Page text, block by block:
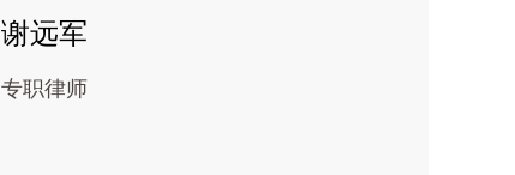
谢远军
专职律师